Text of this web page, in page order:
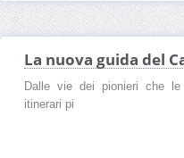
La nuova guida del
Dalle vie dei pionieri che
itinerari pi